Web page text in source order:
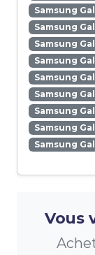
Samsung
Samsung
Samsung
Samsung
Samsung
Samsung
Samsung
Samsung
Samsung
Vous